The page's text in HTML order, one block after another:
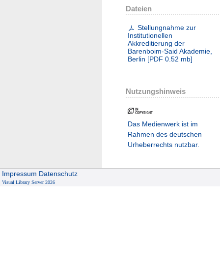
Dateien
Stellungnahme zur
Institutionellen
Akkreditierung der
Barenboim-Said Akademie,
Berlin [PDF 0.52 mb]
Nutzungshinweis
Das Medienwerk ist im
Rahmen des deutschen
Urheberrechts nutzbar.
Impressum Datenschutz
Visual Library Server 2026